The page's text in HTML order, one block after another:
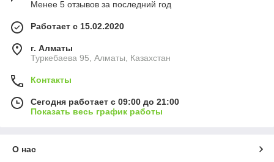
Менее 5 отзывов за последний год
Работает с 15.02.2020
г. Алматы
Туркебаева 95, Алматы, Казахстан
Контакты
Сегодня работает с 09:00 до 21:00
Показать весь график работы
О нас